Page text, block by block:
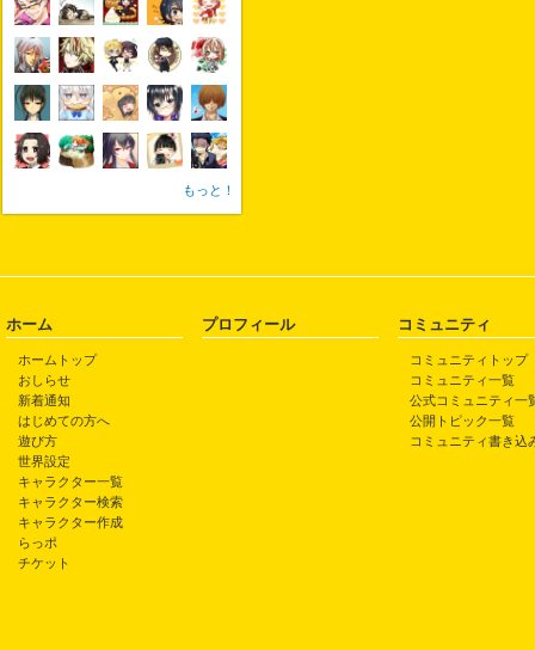
もっと！
ホーム
ホームトップ
おしらせ
新着通知
はじめての方へ
遊び方
世界設定
キャラクター一覧
キャラクター検索
キャラクター作成
らっポ
チケット
プロフィール コミュニティ
コミュニティトップ
コミュニティ一覧
公式コミュニティ一
公開トピック一覧
コミュニティ書き込